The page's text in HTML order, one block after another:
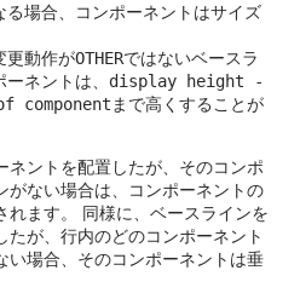
場合、コンポーネントはサイズ
更動作がOTHERではないベースラ
ネントは、 display height -
component まで高くすることが
ネントを配置したが、そのコンポ
がない場合は、コンポーネントの
ます。
同様に、ベースラインを
が、行内のどのコンポーネント
い場合、そのコンポーネントは垂